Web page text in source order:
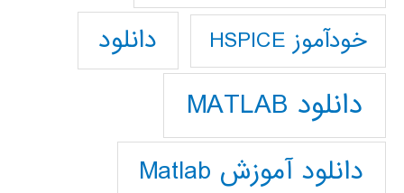
خودآموز HSPICE دانلود
دانلود MATLAB
دانلود آموزش Matlab